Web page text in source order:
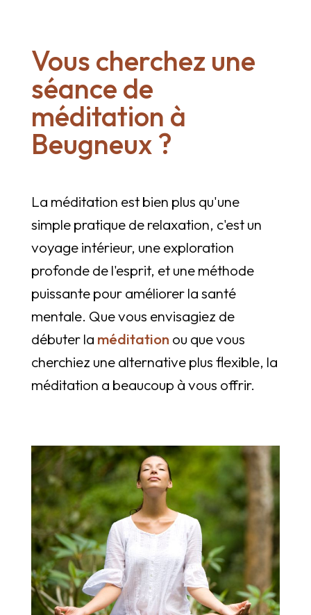
Vous cherchez une
séance de
méditation à
Beugneux ?
La méditation est bien plus qu'une
simple pratique de relaxation, c'est un
voyage intérieur, une exploration
profonde de l'esprit, et une méthode
puissante pour améliorer la santé
mentale. Que vous envisagiez de
débuter la méditation ou que vous
cherchiez une alternative plus flexible, la
méditation a beaucoup à vous offrir.